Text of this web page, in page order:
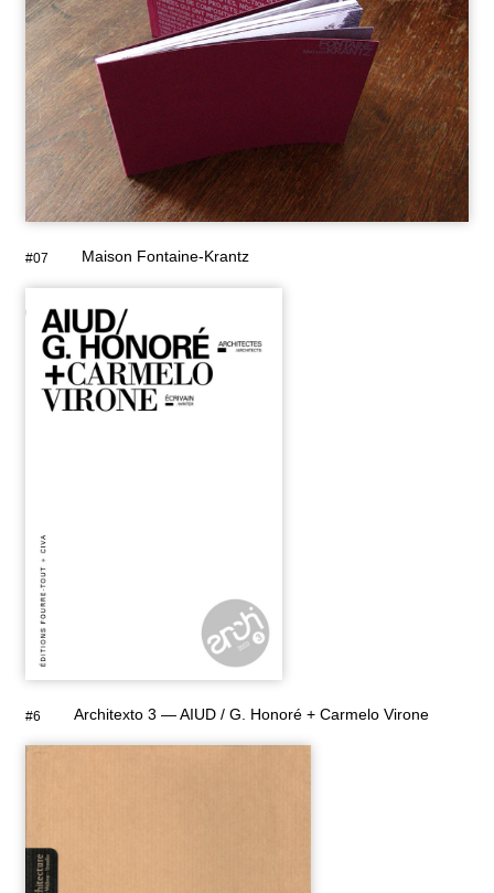
#07 Maison Fontaine-Krantz
#6 Architexto 3 — AIUD / G. Honoré + Carmelo Virone